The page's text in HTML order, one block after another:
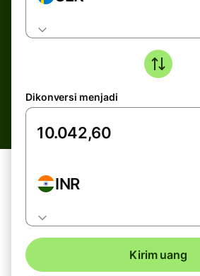
Dikonversi menjadi
INR
Kirim uang